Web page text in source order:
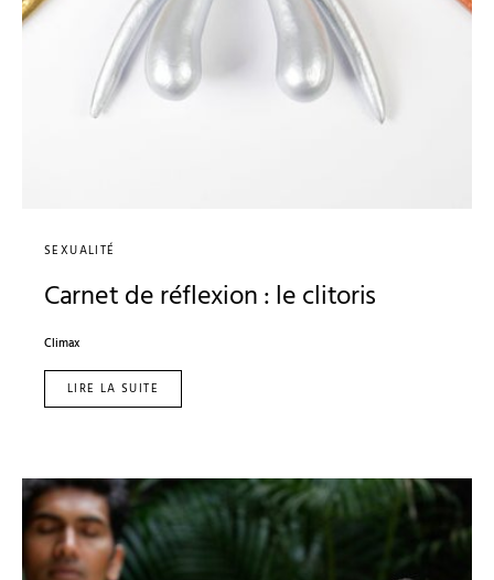
SEXUALITÉ
Carnet de réflexion : le clitoris
Climax
LIRE LA SUITE